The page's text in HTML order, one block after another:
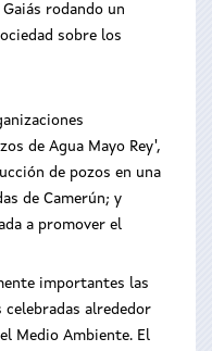
rodando un
sobre los
de Agua Mayo Rey',
de pozos en una
de Camerún; y
a promover el
importantes las
alrededor
Medio Ambiente. El